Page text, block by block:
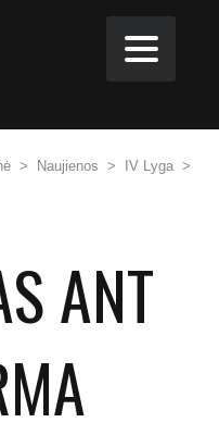
> Naujienos > IV Lyga >
ANT